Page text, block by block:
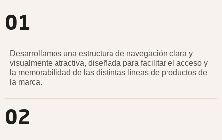
01
Desarrollamos una estructura de navegación clara y
visualmente atractiva, diseñada para facilitar el acceso y
la memorabilidad de las distintas líneas de productos de
la marca.
02